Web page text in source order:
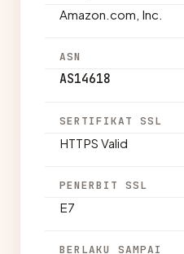
Amazon.com, Inc.
ASN
AS14618
SERTIFIKAT SSL
HTTPS Valid
PENERBIT SSL
E7
BERLAKU SAMPAI